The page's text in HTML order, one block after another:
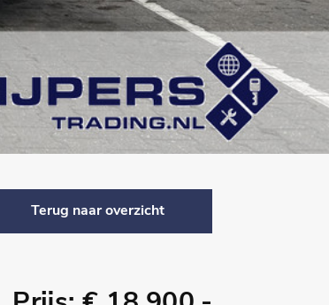
Terug naar overzicht